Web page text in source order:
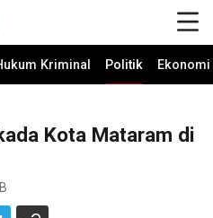
Kriminal Politik
Kota Mataram di